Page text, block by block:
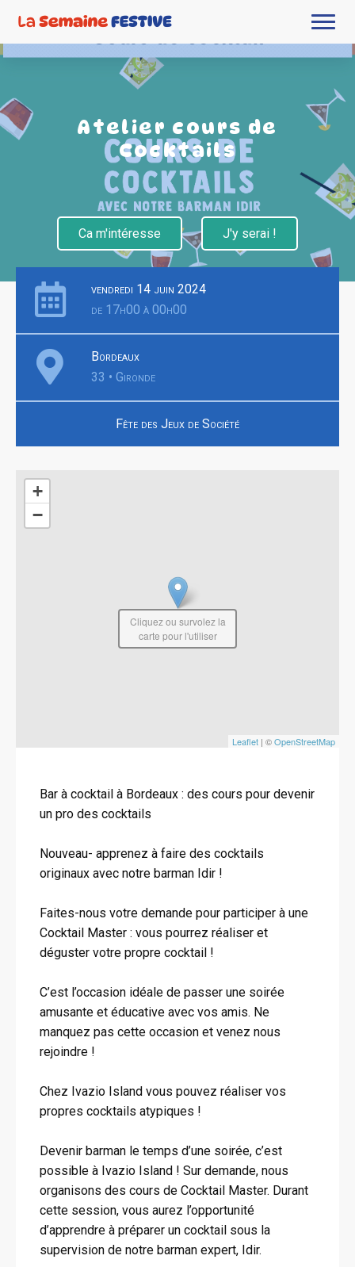
Atelier cours de
Cocktails
Ca m'intéresse J'y serai !
vendredi 14 juin 2024
de 17h00 à 00h00
Bordeaux
33 • Gironde
Fête des Jeux de Société
+
−
Leaflet | ©OpenStreetMap
Cliquez ou survolez la
carte pour l'utiliser
Bar à cocktail à Bordeaux : des cours pour devenir
un pro des cocktails
Nouveau- apprenez à faire des cocktails
originaux avec notre barman Idir !
Faites-nous votre demande pour participer à une
Cocktail Master : vous pourrez réaliser et
déguster votre propre cocktail !
C’est l’occasion idéale de passer une soirée
amusante et éducative avec vos amis. Ne
manquez pas cette occasion et venez nous
rejoindre !
Chez Ivazio Island vous pouvez réaliser vos
propres cocktails atypiques !
Devenir barman le temps d’une soirée, c’est
possible à Ivazio Island ! Sur demande, nous
organisons des cours de Cocktail Master. Durant
cette session, vous aurez l’opportunité
d’apprendre à préparer un cocktail sous la
supervision de notre barman expert, Idir.